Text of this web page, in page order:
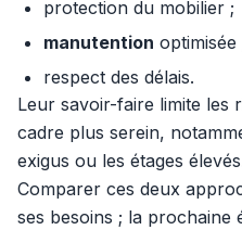
protection du mobilier ;
manutention optimisée
respect des délais.
Leur savoir-faire limite les
cadre plus serein,
exigus ou les étages
Comparer ces deux
ses besoins ; la prochaine